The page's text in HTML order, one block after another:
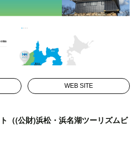
WEB SITE
（(公財)浜松・浜名湖ツーリズムビ